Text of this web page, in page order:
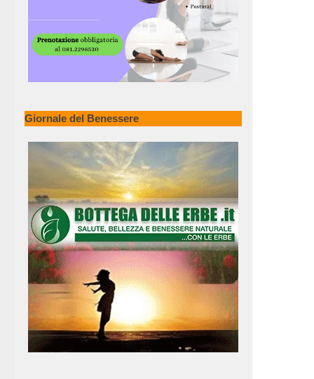
Giornale del Benessere